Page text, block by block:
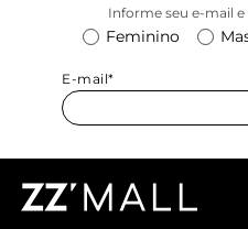
Informe seu e-mail e
Feminino
E-mail*